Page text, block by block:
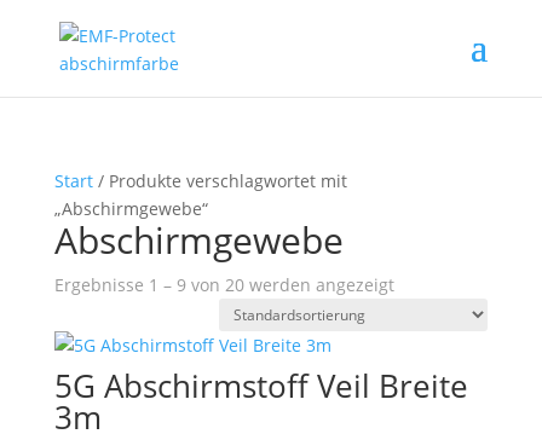
Start/ Produkte verschlagwortet mit
„Abschirmgewebe“
Abschirmgewebe
Ergebnisse 1 – 9 von 20 werden angezeigt
5G Abschirmstoff Veil Breite
3m